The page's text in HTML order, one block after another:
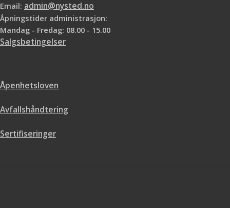
Email: admin@nysted.no
Åpningstider administrasjon:
Mandag - Fredag: 08.00 - 15.00
Salgsbetingelser
Åpenhetsloven
Avfallshåndtering
Sertifiseringer